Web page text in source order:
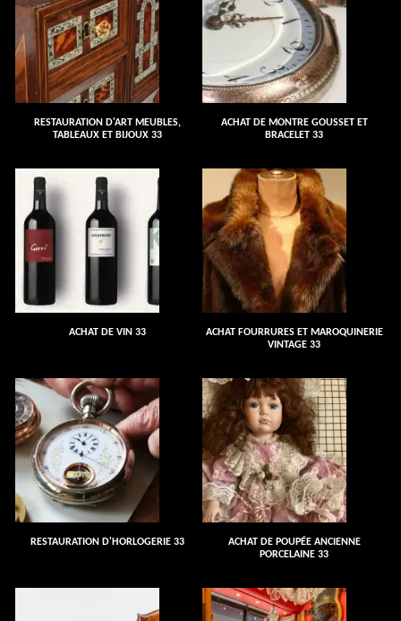
RESTAURATION D'ART MEUBLES,
TABLEAUX ET BIJOUX 33
ACHAT DE MONTRE GOUSSET ET
BRACELET 33
ACHAT DE VIN 33
ACHAT FOURRURES ET MAROQUINERIE
VINTAGE 33
RESTAURATION D'HORLOGERIE 33
ACHAT DE POUPÉE ANCIENNE
PORCELAINE 33